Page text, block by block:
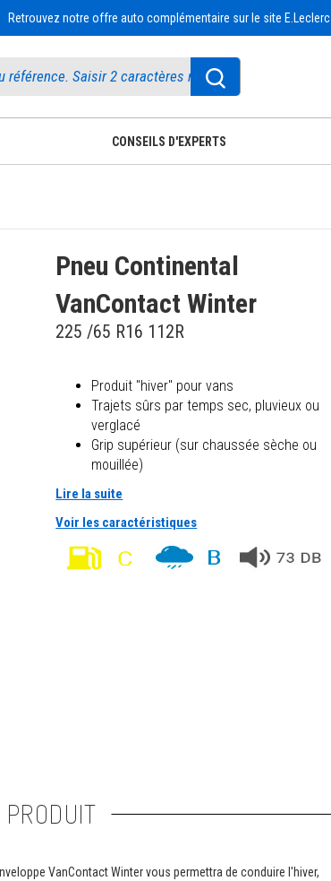
Retrouvez notre offre auto complémentaire sur le site E.Leclerc
CONSEILS D'EXPERTS
Pneu Continental
VanContact Winter
225 /65 R16 112R
Produit "hiver" pour vans
Trajets sûrs par temps sec, pluvieux ou
verglacé
Grip supérieur (sur chaussée sèche ou
mouillée)
Lire la suite
Voir les caractéristiques
VanContact Winter vous permettra de conduire l'hiver,